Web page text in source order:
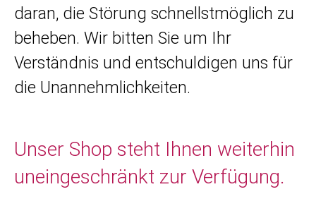
daran, die Störung schnellstmöglich zu
beheben. Wir bitten Sie um Ihr
Verständnis und entschuldigen uns für
die Unannehmlichkeiten.
Unser Shop steht Ihnen weiterhin
uneingeschränkt zur Verfügung.